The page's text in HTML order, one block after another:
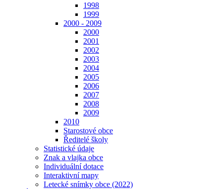
1998
1999
2000 - 2009
2000
2001
2002
2003
2004
2005
2006
2007
2008
2009
2010
Starostové obce
Ředitelé školy
Statistické údaje
Znak a vlajka obce
Individuální dotace
Interaktivní mapy
Letecké snímky obce (2022)